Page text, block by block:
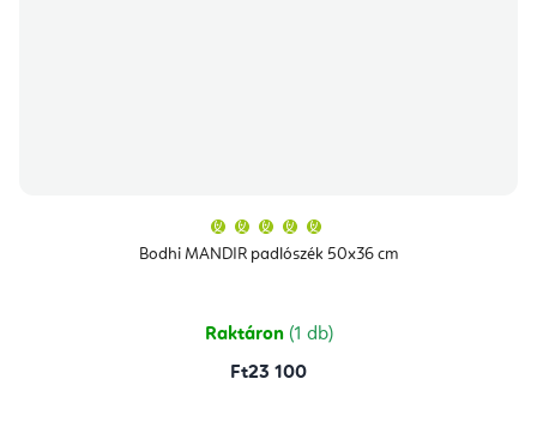
Bodhi MANDIR padlószék 50x36 cm
átlagos
értékelése
csillag.
Raktáron (1 db)
Ft23 100